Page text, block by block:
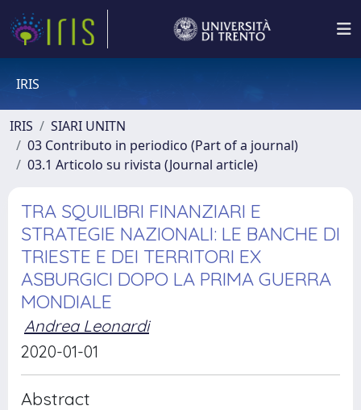
IRIS
IRIS
SIARI UNITN
03 Contributo in periodico (Part of a journal)
03.1 Articolo su rivista (Journal article)
TRA SQUILIBRI FINANZIARI E
STRATEGIE NAZIONALI: LE BANCHE DI
TRIESTE E DEI TERRITORI EX
ASBURGICI DOPO LA PRIMA GUERRA
MONDIALE
Andrea Leonardi
2020-01-01
Abstract